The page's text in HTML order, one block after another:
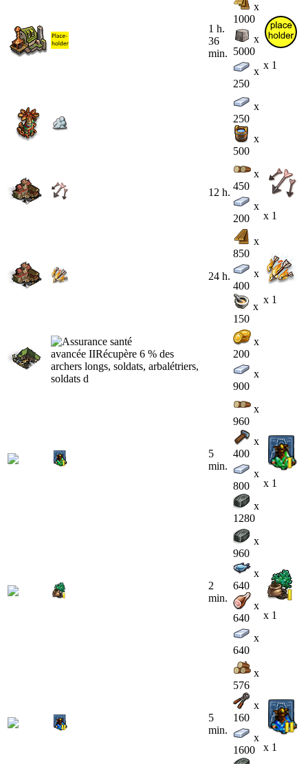
1 h.
36
min.
x
1000
x
5000
x
250
x 1
x
250
x
500
12 h.
x
450
x
200
x 1
24 h.
x
850
x
400
x
150
x 1
x
200
x
900
5
min.
x
960
x
400
x
800
x
1280
x 1
2
min.
x
960
x
640
x
640
x
640
x 1
5
min.
x
576
x
160
x
1600
x 1